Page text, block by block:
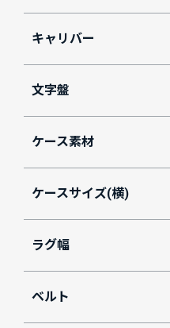
キャリバー
文字盤
ケース素材
ケースサイズ(横)
ラグ幅
ベルト